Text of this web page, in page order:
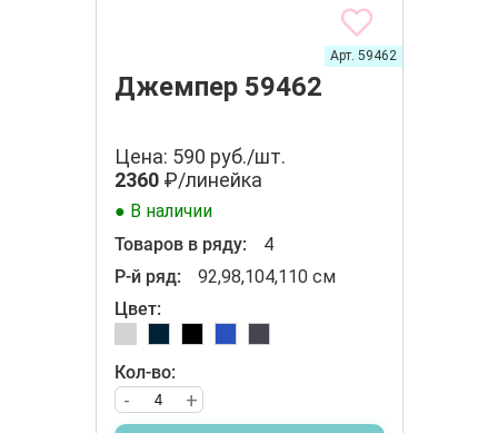
Джемпер 59462
Арт. 59462
Цена: 590 руб./шт.
2360₽/линейка
● В наличии
Товаров в ряду:
4
Р-й ряд:
92,98,104,110 см
Цвет:
Кол-во:
+
-